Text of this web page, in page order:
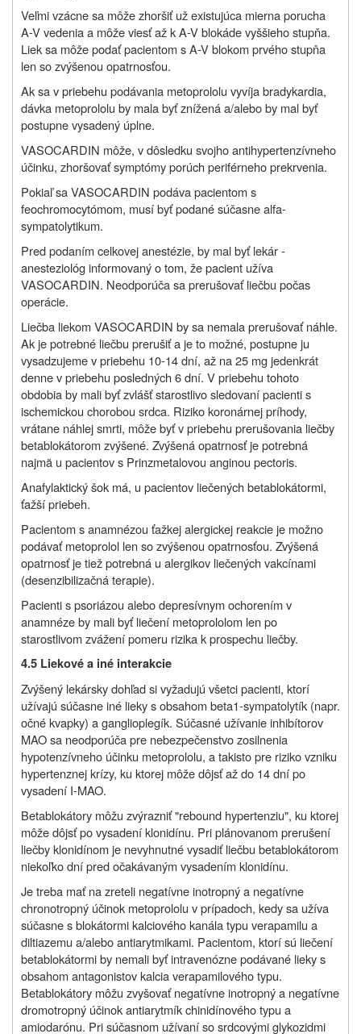
Veľmi vzácne sa môže zhoršiť už existujúca mierna porucha
A-V vedenia a môže viesť až k A-V blokáde vyššieho stupňa.
Liek sa môže podať pacientom s A-V blokom prvého stupňa
len so zvýšenou opatrnosťou.
Ak sa v priebehu podávania metoprololu vyvíja bradykardia,
dávka metoprololu by mala byť znížená a/alebo by mal byť
postupne vysadený úplne.
VASOCARDIN môže, v dôsledku svojho antihypertenzívneho
účinku, zhoršovať symptómy porúch periférneho prekrvenia.
Pokiaľ sa VASOCARDIN podáva pacientom s
feochromocytómom, musí byť podané súčasne alfa-
sympatolytikum.
Pred podaním celkovej anestézie, by mal byť lekár -
anesteziológ informovaný o tom, že pacient užíva
VASOCARDIN. Neodporúča sa prerušovať liečbu počas
operácie.
Liečba liekom VASOCARDIN by sa nemala prerušovať náhle.
Ak je potrebné liečbu prerušiť a je to možné, postupne ju
vysadzujeme v priebehu 10-14 dní, až na 25 mg jedenkrát
denne v priebehu posledných 6 dní. V priebehu tohoto
obdobia by mali byť zvlášť starostlivo sledovaní pacienti s
ischemickou chorobou srdca. Riziko koronárnej príhody,
vrátane náhlej smrti, môže byť v priebehu prerušovania liečby
betablokátorom zvýšené. Zvýšená opatrnosť je potrebná
najmä u pacientov s Prinzmetalovou anginou pectoris.
Anafylaktický šok má, u pacientov liečených betablokátormi,
ťažší priebeh.
Pacientom s anamnézou ťažkej alergickej reakcie je možno
podávať metoprolol len so zvýšenou opatrnosťou. Zvýšená
opatrnosť je tiež potrebná u alergikov liečených vakcínami
(desenzibilizačná terapie).
Pacienti s psoriázou alebo depresívnym ochorením v
anamnéze by mali byť liečení metoprololom len po
starostlivom zvážení pomeru rizika k prospechu liečby.
4.5 Liekové a iné interakcie
Zvýšený lekársky dohľad si vyžadujú všetci pacienti, ktorí
užívajú súčasne iné lieky s obsahom beta1-sympatolytík (napr.
očné kvapky) a ganglioplegík. Súčasné užívanie inhibítorov
MAO sa neodporúča pre nebezpečenstvo zosilnenia
hypotenzívneho účinku metoprololu, a takisto pre riziko vzniku
hypertenznej krízy, ku ktorej môže dôjsť až do 14 dní po
vysadení I-MAO.
Betablokátory môžu zvýrazniť "rebound hypertenziu", ku ktorej
môže dôjsť po vysadení klonidínu. Pri plánovanom prerušení
liečby klonidínom je nevyhnutné vysadiť liečbu betablokátorom
niekoľko dní pred očakávaným vysadením klonidínu.
Je treba mať na zreteli negatívne inotropný a negatívne
chronotropný účinok metoprololu v prípadoch, kedy sa užíva
súčasne s blokátormi kalciového kanála typu verapamilu a
diltiazemu a/alebo antiarytmikami. Pacientom, ktorí sú liečení
betablokátormi by nemali byť intravenózne podávané lieky s
obsahom antagonistov kalcia verapamilového typu.
Betablokátory môžu zvyšovať negatívne inotropný a negatívne
dromotropný účinok antiarytmík chinidínového typu a
amiodarónu. Pri súčasnom užívaní so srdcovými glykozidmi